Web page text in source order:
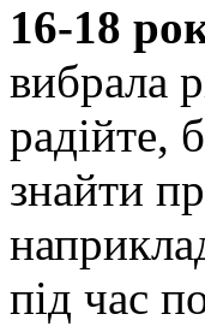
16-18
вибрала
радійте,
знайти
під час